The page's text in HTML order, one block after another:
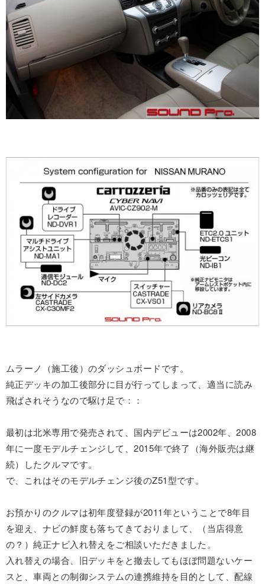
ムラーノ（施工後）のダッシュボードです。
純正デッキの加工後部分に目が行ってしまって、適当に読み
飛ばされそうなので駆け足で：：
最初は北米専用で発売されて、国内デビューは2002年、2008
年に一度モデルチェンジして、2015年で終了（海外販売は継
続）したクルマです。
で、これはそのモデルチェンジ後のZ51型です。
お預かりのクルマは初年度登録が2011年ということで8年目
を迎え、ナビの鮮度も落ちてきておりまして、（当店得意
の？）純正ナビ入れ替えをご相談いただきました。
入れ替えの場合、旧デッキをと撤去してもほぼ問題ないケー
スと、車両との制御システムの連携維持を目的として、配線